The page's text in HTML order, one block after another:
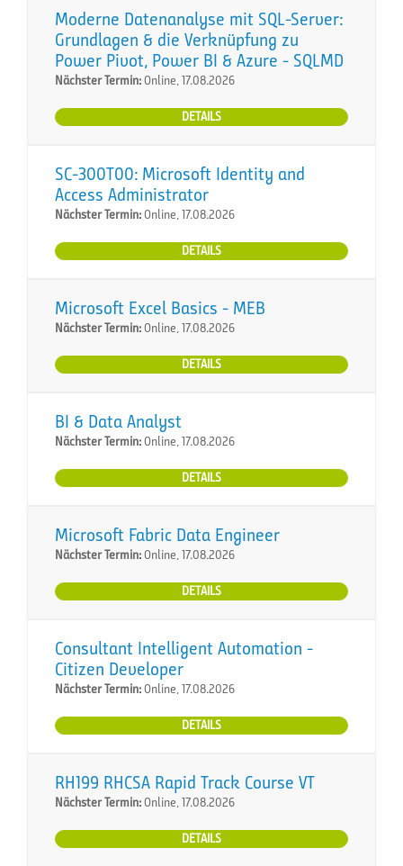
Moderne Datenanalyse mit SQL-Server:
Grundlagen & die Verknüpfung zu
Power Pivot, Power BI & Azure - SQLMD
Nächster Termin:Online, 17.08.2026
DETAILS
SC-300T00: Microsoft Identity and
Access Administrator
Nächster Termin:Online, 17.08.2026
DETAILS
Microsoft Excel Basics - MEB
Nächster Termin:Online, 17.08.2026
DETAILS
BI & Data Analyst
Nächster Termin:Online, 17.08.2026
DETAILS
Microsoft Fabric Data Engineer
Nächster Termin:Online, 17.08.2026
DETAILS
Consultant Intelligent Automation -
Citizen Developer
Nächster Termin:Online, 17.08.2026
DETAILS
RH199 RHCSA Rapid Track Course VT
Nächster Termin:Online, 17.08.2026
DETAILS